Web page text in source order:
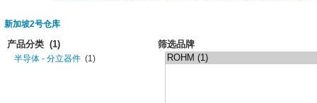
新加坡2号仓库
产品分类 (1)
半导体 - 分立器件 (1)
筛选品牌